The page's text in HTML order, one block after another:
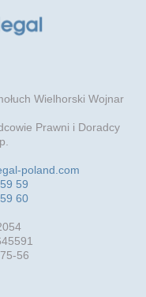
Wielhorski Wojnar
Prawni i Doradcy
poland.com
59
60
56